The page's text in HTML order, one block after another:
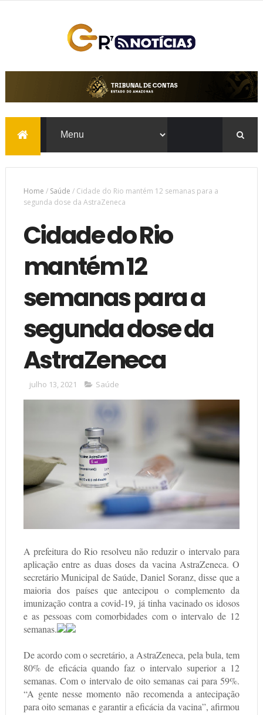
Home / Saúde / Cidade do Rio mantém 12 semanas para a
segunda dose da AstraZeneca
Cidade do Rio
mantém 12
semanas para a
segunda dose da
AstraZeneca
julho 13, 2021 Saúde
A prefeitura do Rio resolveu não reduzir o intervalo para
aplicação entre as duas doses da vacina AstraZeneca. O
secretário Municipal de Saúde, Daniel Soranz, disse que a
maioria dos países que antecipou o complemento da
imunização contra a covid-19, já tinha vacinado os idosos
e as pessoas com comorbidades com o intervalo de 12
semanas.
De acordo com o secretário, a AstraZeneca, pela bula, tem
80% de eficácia quando faz o intervalo superior a 12
semanas. Com o intervalo de oito semanas cai para 59%.
“A gente nesse momento não recomenda a antecipação
para oito semanas e garantir a eficácia da vacina”, afirmou